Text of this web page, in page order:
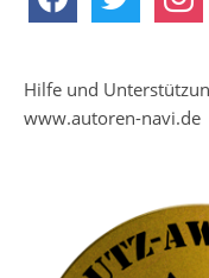
Hilfe und
www.autoren-navi.de